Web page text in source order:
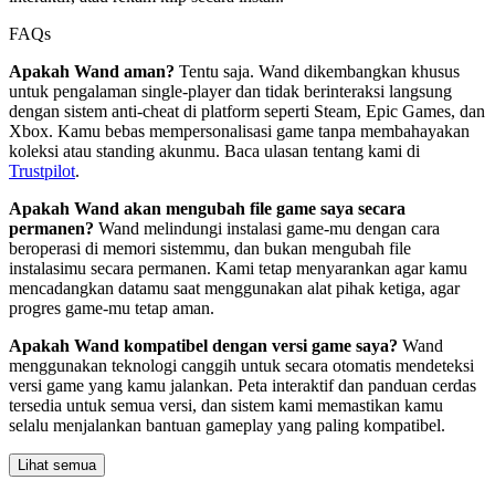
FAQs
Apakah Wand aman? Tentu saja. Wand dikembangkan khusus
untuk pengalaman single-player dan tidak berinteraksi langsung
dengan sistem anti-cheat di platform seperti Steam, Epic Games, dan
Xbox. Kamu bebas mempersonalisasi game tanpa membahayakan
koleksi atau standing akunmu. Baca ulasan tentang kami di
Trustpilot.
Apakah Wand akan mengubah file game saya secara
permanen? Wand melindungi instalasi game-mu dengan cara
beroperasi di memori sistemmu, dan bukan mengubah file
instalasimu secara permanen. Kami tetap menyarankan agar kamu
mencadangkan datamu saat menggunakan alat pihak ketiga, agar
progres game-mu tetap aman.
Apakah Wand kompatibel dengan versi game saya? Wand
menggunakan teknologi canggih untuk secara otomatis mendeteksi
versi game yang kamu jalankan. Peta interaktif dan panduan cerdas
tersedia untuk semua versi, dan sistem kami memastikan kamu
selalu menjalankan bantuan gameplay yang paling kompatibel.
Lihat semua